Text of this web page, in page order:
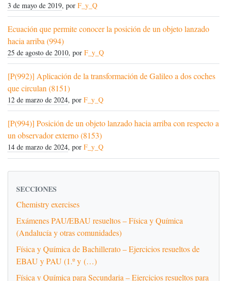
3 de mayo de 2019, por F_y_Q
Ecuación que permite conocer la posición de un objeto lanzado
hacia arriba (994)
25 de agosto de 2010, por F_y_Q
[P(992)] Aplicación de la transformación de Galileo a dos coches
que circulan (8151)
12 de marzo de 2024, por F_y_Q
[P(994)] Posición de un objeto lanzado hacia arriba con respecto a
un observador externo (8153)
14 de marzo de 2024, por F_y_Q
SECCIONES
Chemistry exercises
Exámenes PAU/EBAU resueltos – Física y Química
(Andalucía y otras comunidades)
Física y Química de Bachillerato – Ejercicios resueltos de
EBAU y PAU (1.º y (…)
Física y Química para Secundaria – Ejercicios resueltos para